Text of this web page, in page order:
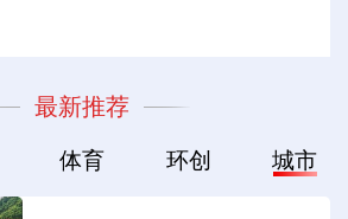
最新推荐
体育 环创 城市